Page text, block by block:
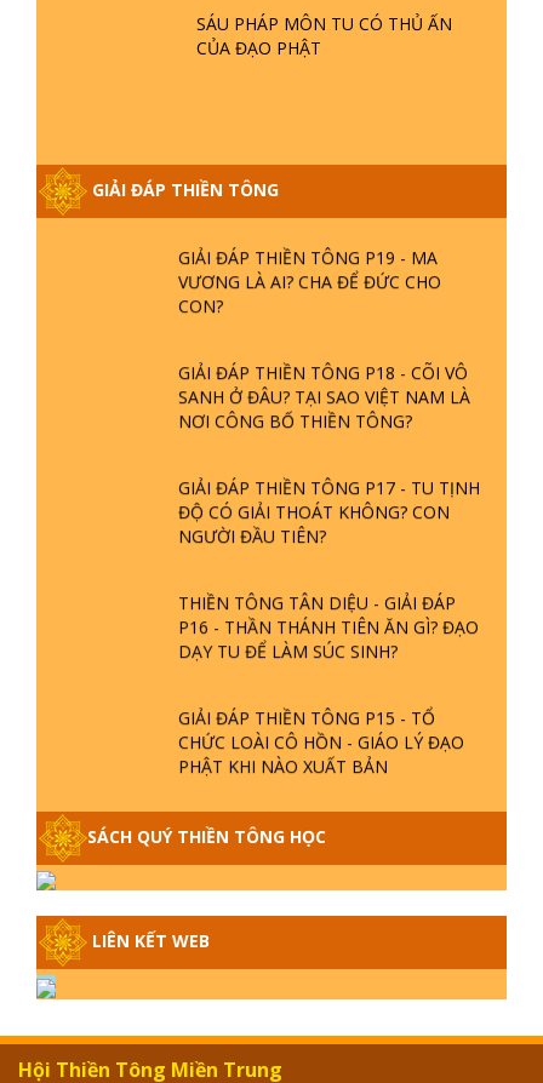
SÁU PHÁP MÔN TU CÓ THỦ ẤN
CỦA ĐẠO PHẬT
GIẢI ĐÁP THIỀN TÔNG
GIẢI ĐÁP VỀ LỄ TIỄN THIỀN TÔNG SƯ
NGỌC LÂM VỀ PHẬT GIỚI
PHIỀN NÃO DO ĐÂU MÀ CÓ?
GIẢI ĐÁP THIỀN TÔNG P19 - MA
VƯƠNG LÀ AI? CHA ĐỂ ĐỨC CHO
CON?
GIẢI ĐÁP THIỀN TÔNG P18 - CÕI VÔ
SANH Ở ĐÂU? TẠI SAO VIỆT NAM LÀ
NƠI CÔNG BỐ THIỀN TÔNG?
GIẢI ĐÁP THIỀN TÔNG P17 - TU TỊNH
ĐỘ CÓ GIẢI THOÁT KHÔNG? CON
NGƯỜI ĐẦU TIÊN?
THIỀN TÔNG TÂN DIỆU - GIẢI ĐÁP
P16 - THẦN THÁNH TIÊN ĂN GÌ? ĐẠO
DẠY TU ĐỂ LÀM SÚC SINH?
GIẢI ĐÁP THIỀN TÔNG P15 - TỔ
CHỨC LOÀI CÔ HỒN - GIÁO LÝ ĐẠO
PHẬT KHI NÀO XUẤT BẢN
GIẢI ĐÁP THIỀN TÔNG ĐẶC BIỆT -
P14 - NGUỒN GỐC ÂM LỊCH DƯƠNG
LỊCH - TẦNG BÌNH LƯU LỚN ĐẾN
ĐÂU
GIẢI ĐÁP THIỀN TÔNG ĐẶC BIỆT -
GIẢ | TTTD
GIẢI ĐÁP THIỀN TÔNG ĐẶC BIỆT -
P12 - SỰ THẬT VỀ ĐẠI HỒNG THỦY?
SÁCH QUÝ THIỀN TÔNG HỌC
LIÊN KẾT WEB
Hội Thiền Tông Miền Trung